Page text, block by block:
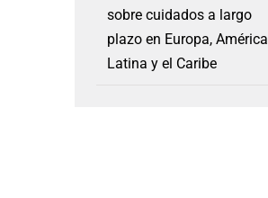
sobre cuidados a largo
plazo en Europa, América
Latina y el Caribe